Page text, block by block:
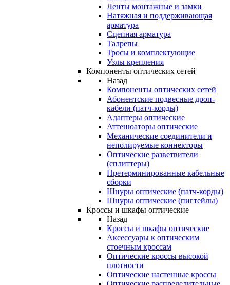
Ленты монтажные и замки
Натяжная и поддерживающая
арматура
Сцепная арматура
Талрепы
Тросы и комплектующие
Узлы крепления
Компоненты оптических сетей
Назад
Компоненты оптических сетей
Абонентские подвесные дроп-
кабели (патч-корды)
Адаптеры оптические
Аттенюаторы оптические
Механические соединители и
неполируемые коннекторы
Оптические разветвители
(сплиттеры)
Претерминированные кабельные
сборки
Шнуры оптические (патч-корды)
Шнуры оптические (пигтейлы)
Кроссы и шкафы оптические
Назад
Кроссы и шкафы оптические
Аксессуары к оптическим
стоечным кроссам
Оптические кроссы высокой
плотности
Оптические настенные кроссы